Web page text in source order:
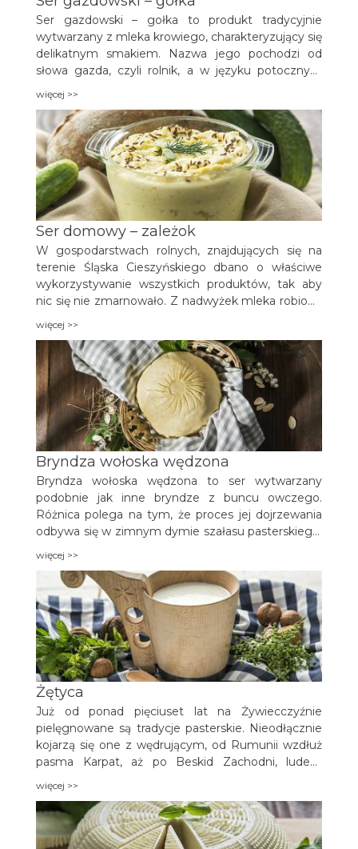
Ser gazdowski – gołka to produkt tradycyjnie
wytwarzany z mleka krowiego, charakteryzujący się
delikatnym smakiem. Nazwa jego pochodzi od
słowa gazda, czyli rolnik, a w języku potocznym
produkcji sera gazdowskiego przywędrowała do
beskidzkich wsi razem z kulturą wołoską, zwaną
również „wałaską”.
więcej >>
Ser domowy – zależok
W gospodarstwach rolnych, znajdujących się na
terenie Śląska Cieszyńskiego dbano o właściwe
wykorzystywanie wszystkich produktów, tak aby
nic się nie zmarnowało. Z nadwyżek mleka robiono
długo przechowywany, ponieważ nie było wtedy
lodówek. Pozostawiano go więc do zgliwienia, a
następnie przesmażano i jedzono w innej postaci.
więcej >>
Bryndza wołoska wędzona
Bryndza wołoska wędzona to ser wytwarzany
podobnie jak inne bryndze z buncu owczego.
Różnica polega na tym, że proces jej dojrzewania
odbywa się w zimnym dymie szałasu pasterskiego.
wyraźnym zapachem dymu. Ma bardziej stałą
konsystencję i nadaje się do krojenia w plastry.
więcej >>
Żętyca
Już od ponad pięciuset lat na Żywiecczyźnie
pielęgnowane są tradycje pasterskie. Nieodłącznie
kojarzą się one z wędrującym, od Rumunii wzdłuż
pasma Karpat, aż po Beskid Zachodni, ludem
więcej >>